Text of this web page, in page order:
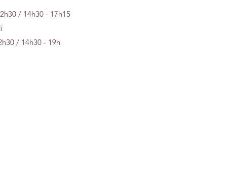
/ 14h30 - 17h15
/ 14h30 - 19h